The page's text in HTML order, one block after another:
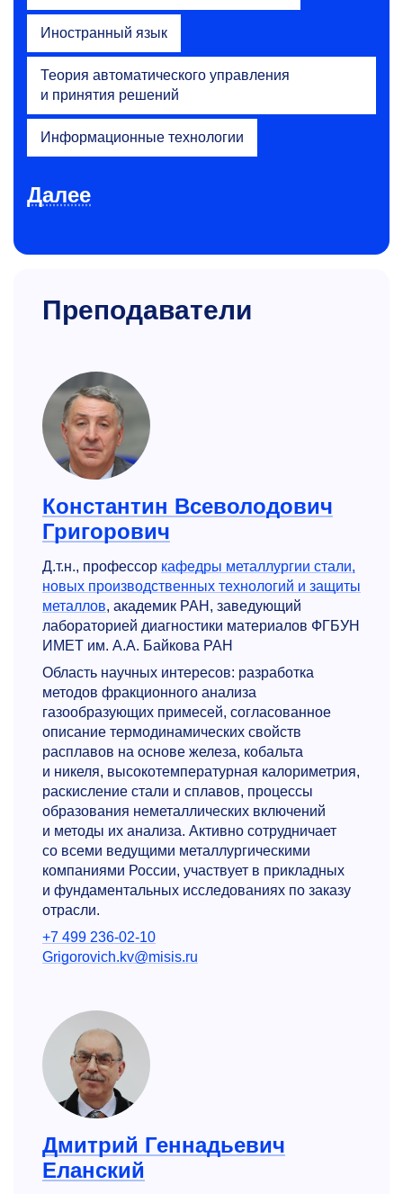
Иностранный язык
Теория автоматического управления
и принятия решений
Информационные технологии
Далее
Преподаватели
Константин Всеволодович
Григорович
Д.т.н., профессор кафедры металлургии стали,
новых производст­венных технологий и защиты
металлов, академик РАН, заведующий
лабораторией диагностики материалов ФГБУН
ИМЕТ им. А.А. Байкова РАН
Область научных интересов: разработка
методов фракционного анализа
газообразующих примесей, согласованное
описание термодинамических свойств
расплавов на основе железа, кобальта
и никеля, высокотемпературная калориметрия,
раскисление стали и сплавов, процессы
образования неметаллических включений
и методы их анализа. Активно сотрудничает
со всеми ведущими металлургическими
компаниями России, участвует в прикладных
и фундаментальных исследованиях по заказу
отрасли.
+7 499 236-02-10
Grigorovich.kv@misis.ru
Дмитрий Геннадьевич
Еланский